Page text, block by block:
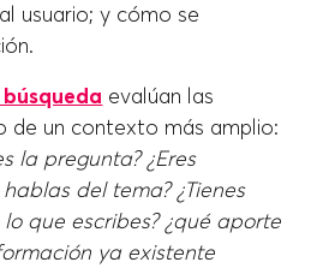
usuario; y cómo se
evalúan las
de un contexto más amplio:
la pregunta? ¿Eres
del tema? ¿Tienes
que escribes? ¿qué aporte
ya existente